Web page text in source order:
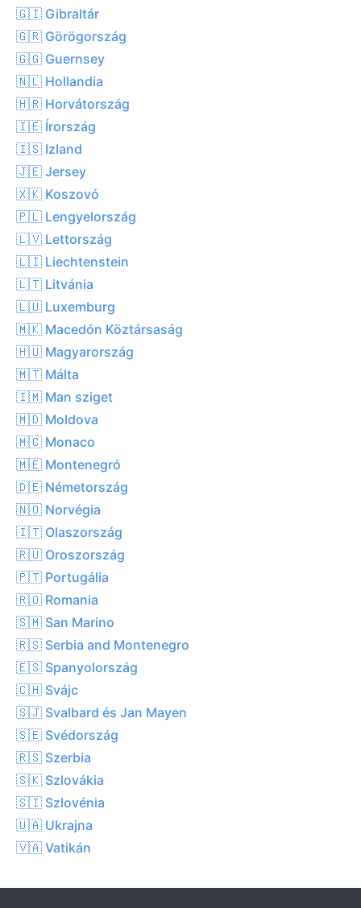
🇬🇮 Gibraltár
🇬🇷 Görögország
🇬🇬 Guernsey
🇳🇱 Hollandia
🇭🇷 Horvátország
🇮🇪 Írország
🇮🇸 Izland
🇯🇪 Jersey
🇽🇰 Koszovó
🇵🇱 Lengyelország
🇱🇻 Lettország
🇱🇮 Liechtenstein
🇱🇹 Litvánia
🇱🇺 Luxemburg
🇲🇰 Macedón Köztársaság
🇭🇺 Magyarország
🇲🇹 Málta
🇮🇲 Man sziget
🇲🇩 Moldova
🇲🇨 Monaco
🇲🇪 Montenegró
🇩🇪 Németország
🇳🇴 Norvégia
🇮🇹 Olaszország
🇷🇺 Oroszország
🇵🇹 Portugália
🇷🇴 Romania
🇸🇲 San Marino
🇷🇸 Serbia and Montenegro
🇪🇸 Spanyolország
🇨🇭 Svájc
🇸🇯 Svalbard és Jan Mayen
🇸🇪 Svédország
🇷🇸 Szerbia
🇸🇰 Szlovákia
🇸🇮 Szlovénia
🇺🇦 Ukrajna
🇻🇦 Vatikán